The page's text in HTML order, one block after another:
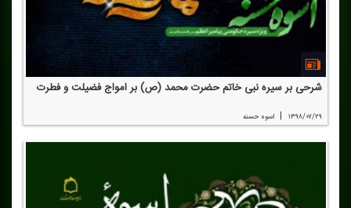
شرحی بر سیره نبی خاتم حضرت محمد (ص) بر امواج فضیلت و فطرت
۱۳۹۸/۰۷/۲۹ | اسوه حسنه